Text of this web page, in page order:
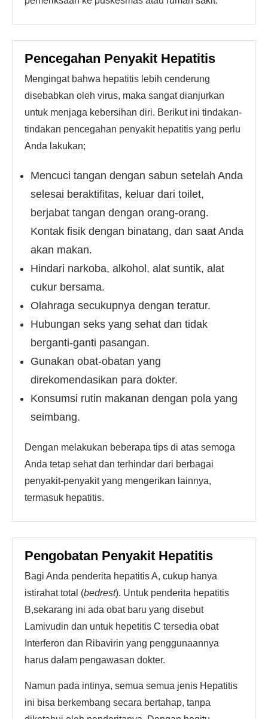
Pencegahan Penyakit Hepatitis
Mengingat bahwa hepatitis lebih cenderung
disebabkan oleh virus, maka sangat dianjurkan
untuk menjaga kebersihan diri. Berikut ini tindakan-
tindakan pencegahan penyakit hepatitis yang perlu
Anda lakukan;
Mencuci tangan dengan sabun setelah Anda
selesai beraktifitas, keluar dari toilet,
berjabat tangan dengan orang-orang.
Kontak fisik dengan binatang, dan saat Anda
akan makan.
Hindari narkoba, alkohol, alat suntik, alat
cukur bersama.
Olahraga secukupnya dengan teratur.
Hubungan seks yang sehat dan tidak
berganti-ganti pasangan.
Gunakan obat-obatan yang
direkomendasikan para dokter.
Konsumsi rutin makanan dengan pola yang
seimbang.
Dengan melakukan beberapa tips di atas semoga
Anda tetap sehat dan terhindar dari berbagai
penyakit-penyakit yang mengerikan lainnya,
termasuk hepatitis.
Pengobatan Penyakit Hepatitis
Bagi Anda penderita hepatitis A, cukup hanya
istirahat total (bedrest). Untuk penderita hepatitis
B,sekarang ini ada obat baru yang disebut
Lamivudin dan untuk hepetitis C tersedia obat
Interferon dan Ribavirin yang penggunaannya
harus dalam pengawasan dokter.
Namun pada intinya, semua semua jenis Hepatitis
ini bisa berkembang secara bertahap, tanpa